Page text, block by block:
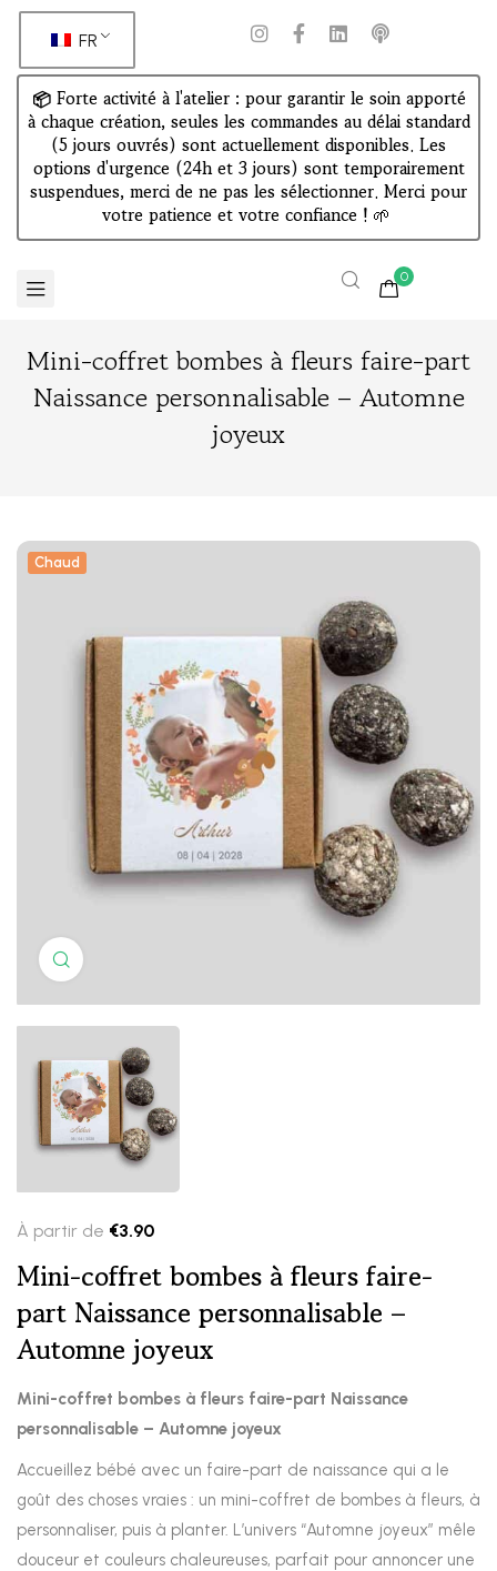
📦 Forte activité à l'atelier : pour garantir le soin apporté
à chaque création, seules les commandes au délai standard
(5 jours ouvrés) sont actuellement disponibles. Les
options d'urgence (24h et 3 jours) sont temporairement
suspendues, merci de ne pas les sélectionner. Merci pour
votre patience et votre confiance ! 🌱
FR
0
Mini-coffret bombes à fleurs faire-part
Naissance personnalisable – Automne
joyeux
Chaud
À partir de €3.90
Mini-coffret bombes à fleurs faire-
part Naissance personnalisable –
Automne joyeux
Mini-coffret bombes à fleurs faire-part Naissance
personnalisable – Automne joyeux
Accueillez bébé avec un faire-part de naissance qui a le
goût des choses vraies : un mini-coffret de bombes à fleurs, à
personnaliser, puis à planter. L’univers “Automne joyeux” mêle
douceur et couleurs chaleureuses, parfait pour annoncer une